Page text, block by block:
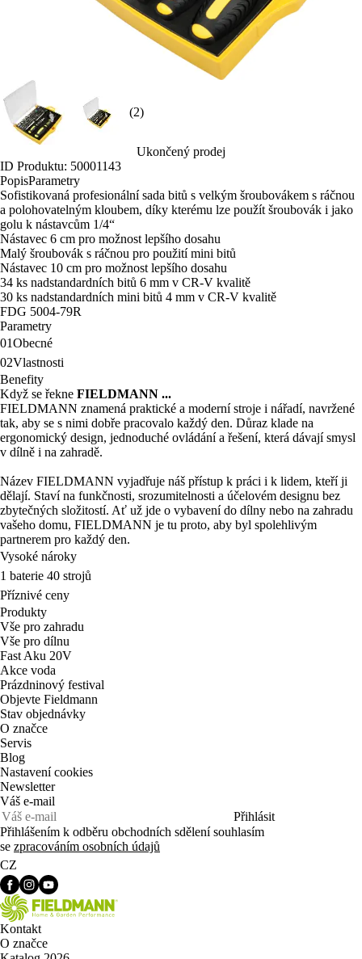
(2)
Ukončený prodej
ID Produktu: 50001143
PopisParametry
Sofistikovaná profesionální sada bitů s velkým šroubovákem s ráčnou
a polohovatelným kloubem, díky kterému lze použít šroubovák i jako
golu k nástavcům 1/4“
Nástavec 6 cm pro možnost lepšího dosahu
Malý šroubovák s ráčnou pro použití mini bitů
Nástavec 10 cm pro možnost lepšího dosahu
34 ks nadstandardních bitů 6 mm v CR-V kvalitě
30 ks nadstandardních mini bitů 4 mm v CR-V kvalitě
FDG 5004-79R
Parametry
01Obecné
02Vlastnosti
Benefity
Když se řekne FIELDMANN ...
FIELDMANN znamená praktické a moderní stroje i nářadí, navržené
tak, aby se s nimi dobře pracovalo každý den. Důraz klade na
ergonomický design, jednoduché ovládání a řešení, která dávají smysl
v dílně i na zahradě.
Název FIELDMANN vyjadřuje náš přístup k práci i k lidem, kteří ji
dělají. Staví na funkčnosti, srozumitelnosti a účelovém designu bez
zbytečných složitostí. Ať už jde o vybavení do dílny nebo na zahradu
vašeho domu, FIELDMANN je tu proto, aby byl spolehlivým
partnerem pro každý den.
Vysoké nároky
1 baterie 40 strojů
Příznivé ceny
Produkty
Vše pro zahradu
Vše pro dílnu
Fast Aku 20V
Akce voda
Prázdninový festival
Objevte Fieldmann
Stav objednávky
O značce
Servis
Blog
Nastavení cookies
Newsletter
Váš e-mail
Přihlásit
Přihlášením k odběru obchodních sdělení souhlasím
se zpracováním osobních údajů
CZ
Kontakt
O značce